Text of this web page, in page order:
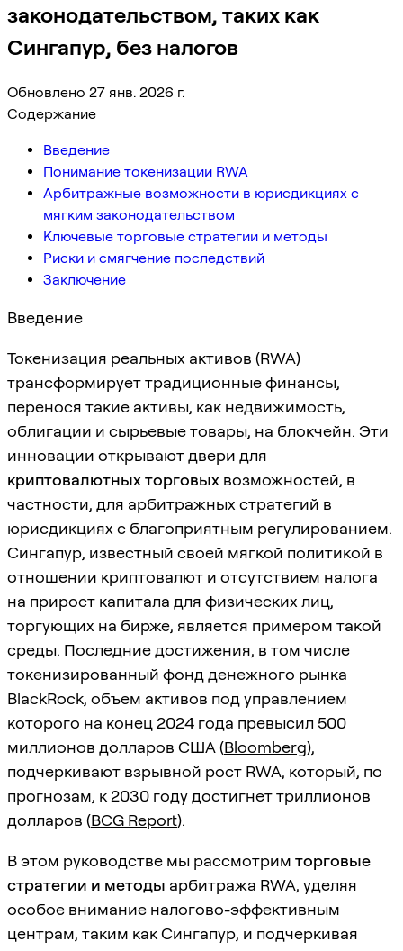
законодательством, таких как
Сингапур, без налогов
Обновлено 27 янв. 2026 г.
Содержание
Введение
Понимание токенизации RWA
Арбитражные возможности в юрисдикциях с
мягким законодательством
Ключевые торговые стратегии и методы
Риски и смягчение последствий
Заключение
Введение
Токенизация реальных активов (RWA)
трансформирует традиционные финансы,
перенося такие активы, как недвижимость,
облигации и сырьевые товары, на блокчейн. Эти
инновации открывают двери для
криптовалютных торговых возможностей, в
частности, для арбитражных стратегий в
юрисдикциях с благоприятным регулированием.
Сингапур, известный своей мягкой политикой в
отношении криптовалют и отсутствием налога
на прирост капитала для физических лиц,
торгующих на бирже, является примером такой
среды. Последние достижения, в том числе
токенизированный фонд денежного рынка
BlackRock, объем активов под управлением
которого на конец 2024 года превысил 500
миллионов долларов США (Bloomberg),
подчеркивают взрывной рост RWA, который, по
прогнозам, к 2030 году достигнет триллионов
долларов (BCG Report).
В этом руководстве мы рассмотрим торговые
стратегии и методы арбитража RWA, уделяя
особое внимание налогово-эффективным
центрам, таким как Сингапур, и подчеркивая